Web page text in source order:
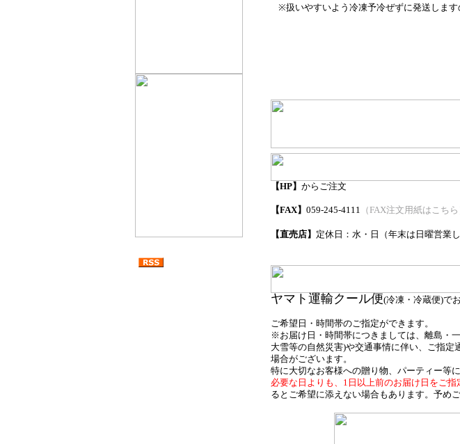
※扱いやすいよう冷凍予冷ぜずに発送しま
【HP】 からご注文
【FAX】 059-245-4111 （FAX注文用紙はこちら
【直売店】 定休日：水・日 （年末は日曜営業
ヤマト運輸クール便(冷凍・冷蔵便)で
ご希望日・時間帯のご指定ができます。
※お届け日・時間帯につきましては、離島・
大雪等の自然災害)や交通事情に伴い、ご指定
場合がございます。
特に大切なお客様への贈り物、パーティー等
必要な日よりも、1日以上前のお届け日をご指
るとご希望に添えない場合もあります。予めご